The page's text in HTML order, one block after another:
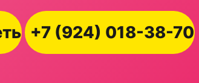
+7 (924) 018-38-70